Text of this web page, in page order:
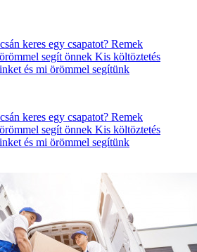
keres egy csapatot? Remek
segít önnek Kis költöztetés
és mi örömmel segítünk
keres egy csapatot? Remek
segít önnek Kis költöztetés
és mi örömmel segítünk